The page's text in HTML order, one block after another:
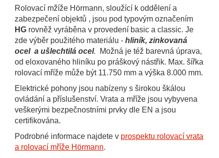
Rolovací mžíže Hörmann, sloužící k oddělení a
zabezpečení objektů , jsou pod typovým označením
HG rovněž vyráběna v provedení basic a classic. Je
zde výběr použitého materiálu - hliník, zinkovaná
ocel a ušlechtilá ocel.
Možná je též barevná úprava,
od eloxovaného hliníku po práškový nástřik. Max. šířka
rolovací mříže může být 11.750 mm a výška 8.000 mm.
Elektrické pohony jsou nabízeny s širokou škálou
ovládání a příslušenství. Vrata a mříže jsou vybyvena
veškerými bezpečnostními prvky dle EN a jsou
certifikována.
Podrobné informace najdete v prospektu rolovací vrata
a rolovací mříže Hörmann.